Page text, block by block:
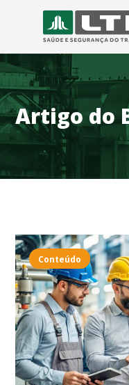
Artigo do
Conteúdo